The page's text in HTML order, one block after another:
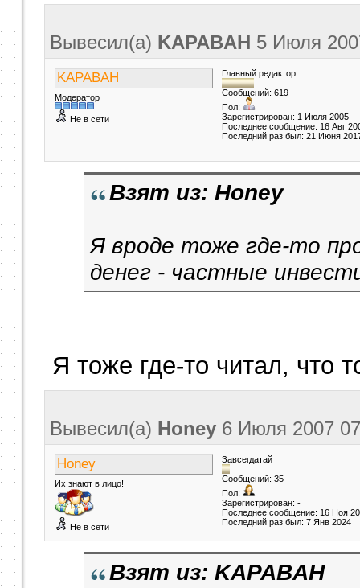
Вывесил(a) KAPABAH 5 Июля
KAPABAH
Модератор
Не в сети
Главный редактор
Сообщений: 619
Пол:
Зарегистрирован: 1 Июля 2005
Последнее сообщение: 16 Авг
Последний раз был: 21 Июня
Взят из: Honey
Я вроде тоже где-то
денег - частные
Я тоже где-то читал, что
Вывесил(a) Honey6 Июля 2007
Honey
Их знают в лицо!
Не в сети
Завсегдатай
Сообщений: 35
Пол:
Зарегистрирован: -
Последнее сообщение: 16 Ноя
Последний раз был: 7 Янв 2024
Взят из: KAPABAH